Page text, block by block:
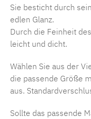
Sie besticht durch
edlen Glanz.
Durch die Feinheit
leicht und dicht.
Wählen Sie aus der
die passende Größe
aus.
Sollte das passende